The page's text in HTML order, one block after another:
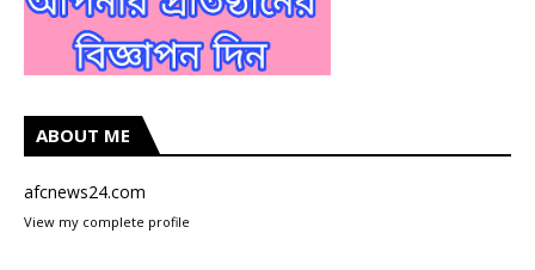
ABOUT ME
afcnews24.com
View my complete profile